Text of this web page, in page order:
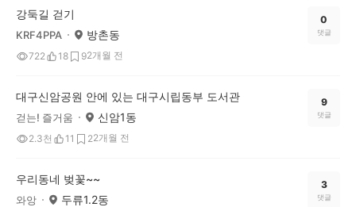
강둑길 걷기
KRF4PPA 방촌동
722 18 92개월 전
0
댓글
대구신암공원 안에 있는 대구시립동부 도서관
걷는! 즐거움 신암1동
2.3천 11 22개월 전
9
댓글
우리동네 벚꽃~~
와앙 두류1.2동
3
댓글